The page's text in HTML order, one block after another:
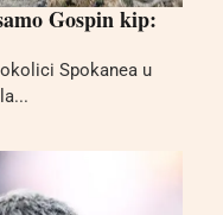
Gospin kip:
Spokanea u